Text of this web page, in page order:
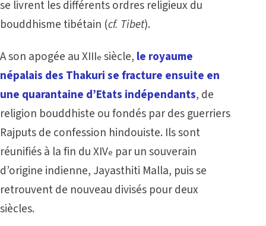
se livrent les différents ordres religieux du
bouddhisme tibétain (cf. Tibet).
A son apogée au XIIIe siècle, le royaume
népalais des Thakuri se fracture ensuite en
une quarantaine d’Etats indépendants, de
religion bouddhiste ou fondés par des guerriers
Rajputs de confession hindouiste. Ils sont
réunifiés à la fin du XIVe par un souverain
d’origine indienne, Jayasthiti Malla, puis se
retrouvent de nouveau divisés pour deux
siècles.